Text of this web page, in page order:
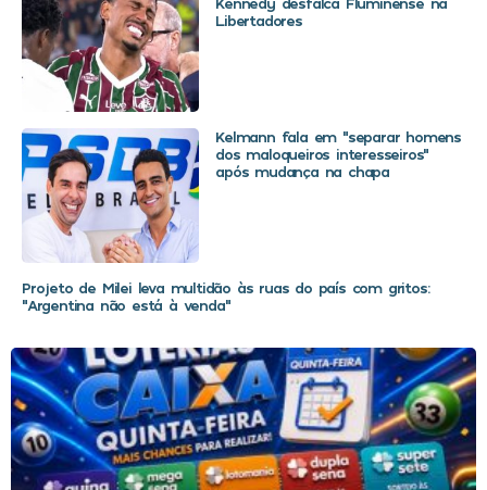
Libertadores
Kelmann fala em “separar homens
dos maloqueiros interesseiros”
após mudança na chapa
Projeto de Milei leva multidão às ruas do país com gritos:
“Argentina não está à venda”